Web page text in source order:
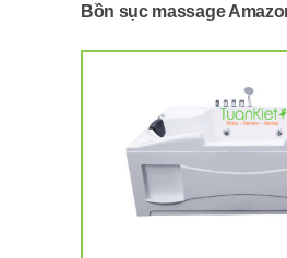
Bồn sục massage